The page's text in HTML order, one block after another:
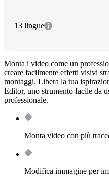
13 lingue
Monta i video come un
creare facilmente effetti visivi
montaggi. Libera la tua
Editor, uno strumento facile da
professionale.
Monta video con più
Modifica immagine per